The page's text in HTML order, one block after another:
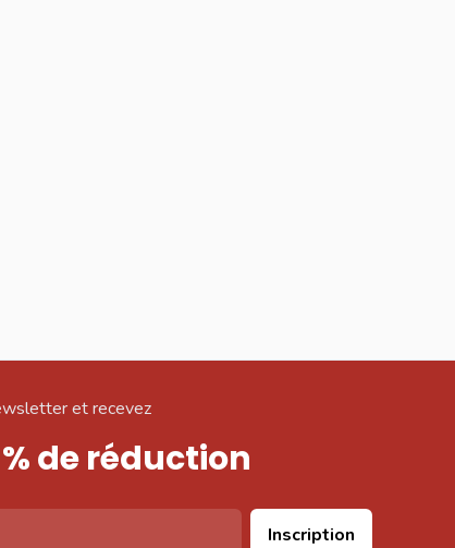
et recevez
de réduction
Inscription